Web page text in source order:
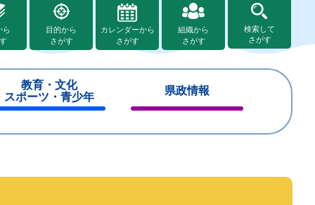
ら
目的から
さがす
カレンダーから
さがす
組織から
さがす
検索して
さがす
教育・文化
スポーツ・青少年
県政情報
じ